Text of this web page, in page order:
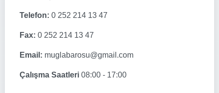
Telefon: 0 252 214 13 47
Fax: 0 252 214 13 47
Email: muglabarosu@gmail.com
Çalışma Saatleri 08:00 - 17:00